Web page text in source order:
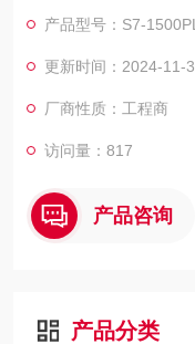
维修解密，西门子
亮，开机无显示，不通
产品型号：S7-
更新时间：2024-11-
厂商性质：工程商
访问量：817
产品咨询
产品分类